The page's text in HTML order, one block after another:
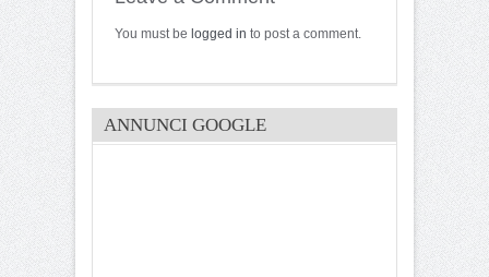
You must be logged in to post a comment.
ANNUNCI GOOGLE